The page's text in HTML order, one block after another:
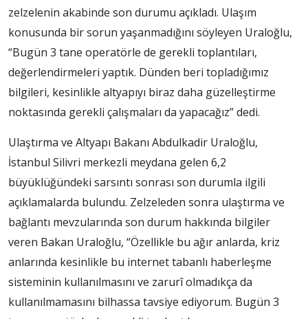
zelzelenin akabinde son durumu açıkladı. Ulaşım
konusunda bir sorun yaşanmadığını söyleyen Uraloğlu,
“Bugün 3 tane operatörle de gerekli toplantıları,
değerlendirmeleri yaptık. Dünden beri topladığımız
bilgileri, kesinlikle altyapıyı biraz daha güzelleştirme
noktasında gerekli çalışmaları da yapacağız” dedi.
Ulaştırma ve Altyapı Bakanı Abdulkadir Uraloğlu,
İstanbul Silivri merkezli meydana gelen 6,2
büyüklüğündeki sarsıntı sonrası son durumla ilgili
açıklamalarda bulundu. Zelzeleden sonra ulaştırma ve
bağlantı mevzularında son durum hakkında bilgiler
veren Bakan Uraloğlu, “Özellikle bu ağır anlarda, kriz
anlarında kesinlikle bu internet tabanlı haberleşme
sisteminin kullanılmasını ve zarurî olmadıkça da
kullanılmamasını bilhassa tavsiye ediyorum. Bugün 3